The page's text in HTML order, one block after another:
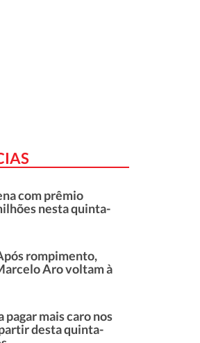
com prêmio
nesta quinta-
rompimento,
Aro voltam à
mais caro nos
desta quinta-